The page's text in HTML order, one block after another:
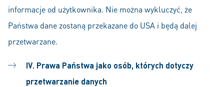
informacje od użytkownika. Nie można wykluczyć, że
Państwa dane zostaną przekazane do USA i będą dalej
przetwarzane.
IV. Prawa Państwa jako osób, których dotyczy
przetwarzanie danych